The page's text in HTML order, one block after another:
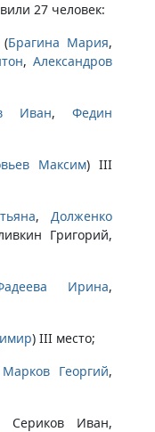
27 человек:
(Брагина Мария,
, Александров
Иван,Федин
Максим) III
, Долженко
Григорий,
Ирина,
) III место;
Марков Георгий,
Сериков Иван,